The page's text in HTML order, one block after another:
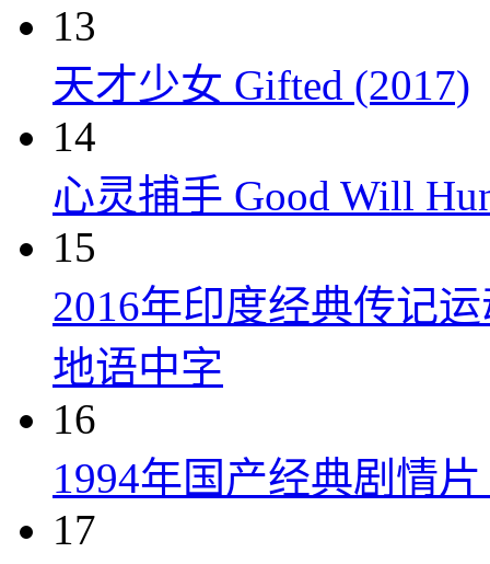
13
天才少女 Gifted (2017)
14
心灵捕手 Good Will
15
2016年印度经典传记
地语中字
16
1994年国产经典剧情
17